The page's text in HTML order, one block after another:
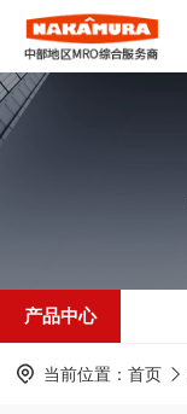
产品中心
当前位置： 首页